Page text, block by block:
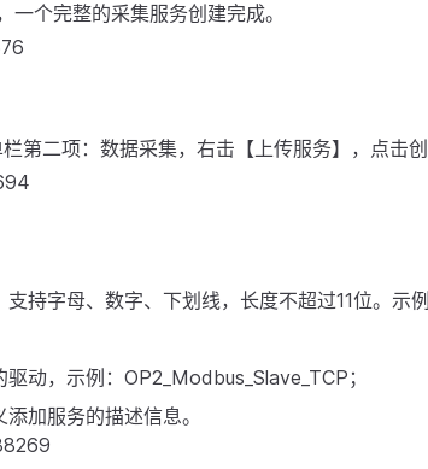
个完整的采集服务创建完成。
第二项：数据采集，右击【上传服务】，点击创
持字母、数字、下划线，长度不超过11位。示
动，示例：OP2_Modbus_Slave_TCP；
加服务的描述信息。